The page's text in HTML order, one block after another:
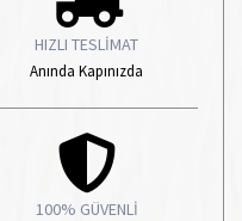
HIZLI TESLİMAT
Anında Kapınızda
100% GÜVENLİ